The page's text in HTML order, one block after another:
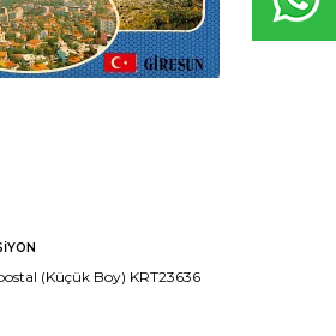
(Küçük Boy) KRT23636